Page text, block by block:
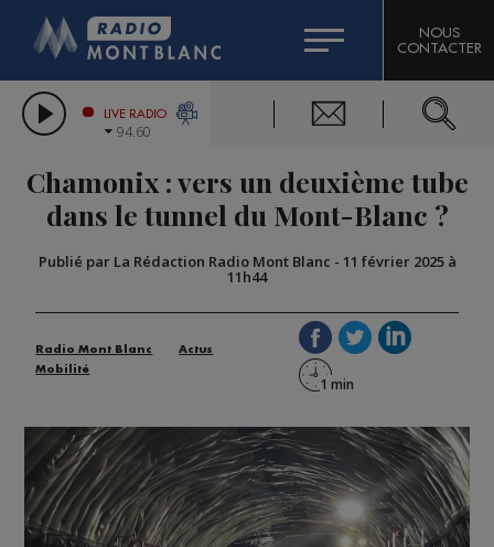
LES CHRONIQUES DE L'EXPERT
CITIZEN MACHINERY
GRAND MASSIF DOMAINES SKIABLES
BIGARD
COMPAGNIE DU MONT-BLANC
NOUS
CONTACTER
LIVE RADIO
94.60
Chamonix : vers un deuxième tube
dans le tunnel du Mont-Blanc ?
Publié par La Rédaction Radio Mont Blanc - 11 février 2025 à
11h44
Radio Mont Blanc
Actus
Mobilité